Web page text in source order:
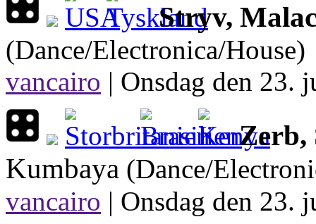
Stryv,
(Dance/Electronica/House)
vancairo | Onsdag den 23.
Zerb,
Kumbaya (Dance/
vancairo | Onsdag den 23.